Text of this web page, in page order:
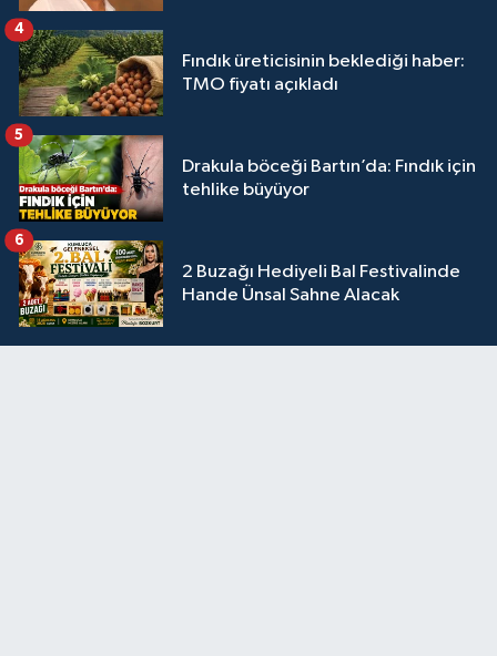
Fındık üreticisinin beklediği haber:
TMO fiyatı açıkladı
4
Drakula böceği Bartın’da: Fındık için
tehlike büyüyor
5
2 Buzağı Hediyeli Bal Festivalinde
Hande Ünsal Sahne Alacak
6